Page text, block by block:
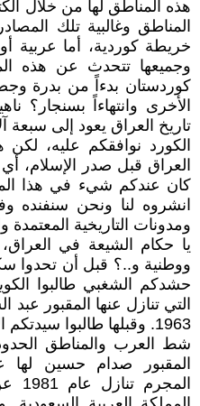
هذه المناطق لها من خلال
المناطق وغالبية تلك
خريطة كوردية، أما عربية
وجميعها تتحدث عن هذه
كوردستان بدءاً من بدرة
الأخرى وانتهاءاً بسنجار؟
تاريخ العراق يعود إلى
الكورد نوافقكم عليه،
العراق قبل صدر الإسلام،
كان عندكم شيء في هذا
انشروه لنا ونحن سنفنده
ومدونات التاريخية المعتمدة
يا حكام الشيعة في
ووطنية و..؟ قبل أن تحدوا
حشدكم الشغبي طالبوا
التي تنازل عنها المقبور
1963. وقبلها طالبوا
شط العرب والمناطق